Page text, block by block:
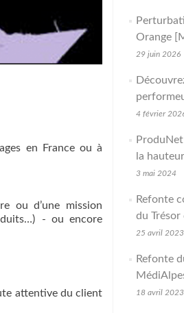
en France ou à
ou d’une mission
- ou encore
attentive du client
Orange
29 juin 2026
4 février
la
3 mai 2024
Refonte
du Trésor
25 avril 2023
Refonte
18 avril 2023